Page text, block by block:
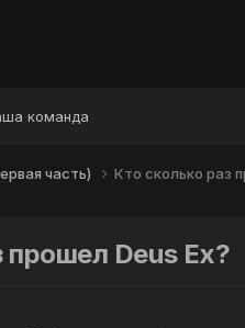
команда
часть) Кто сколько раз
прошел Deus Ex?